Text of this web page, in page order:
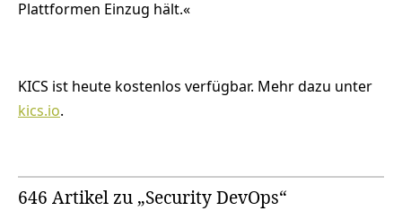
Plattformen Einzug hält.«
KICS ist heute kostenlos verfügbar. Mehr dazu unter
kics.io.
646 Artikel zu „Security DevOps“